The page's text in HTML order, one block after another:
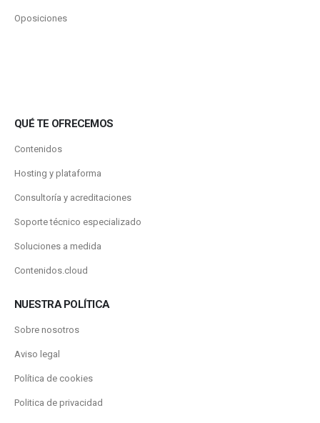
Oposiciones
QUÉ TE OFRECEMOS
Contenidos
Hosting y plataforma
Consultoría y acreditaciones
Soporte técnico especializado
Soluciones a medida
Contenidos.cloud
NUESTRA POLÍTICA
Sobre nosotros
Aviso legal
Política de cookies
Politica de privacidad